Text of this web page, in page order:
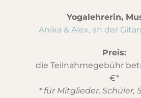
Yogalehrerin,
Anika & Alex, an der
Preis:
die Teilnahmegebühr
€*
* für Mitglieder, Schüler,